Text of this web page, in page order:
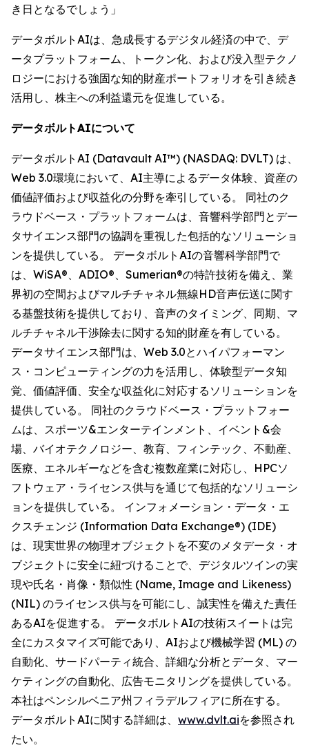
き日となるでしょう」
データボルトAIは、急成長するデジタル経済の中で、デ
ータプラットフォーム、トークン化、および没入型テクノ
ロジーにおける強固な知的財産ポートフォリオを引き続き
活用し、株主への利益還元を促進している。
データボルトAIについて
データボルトAI (Datavault AI™) (NASDAQ: DVLT) は、
Web 3.0環境において、AI主導によるデータ体験、資産の
価値評価および収益化の分野を牽引している。 同社のク
ラウドベース・プラットフォームは、音響科学部門とデー
タサイエンス部門の協調を重視した包括的なソリューショ
ンを提供している。 データボルトAIの音響科学部門で
は、WiSA®、ADIO®、Sumerian®の特許技術を備え、業
界初の空間およびマルチチャネル無線HD音声伝送に関す
る基盤技術を提供しており、音声のタイミング、同期、マ
ルチチャネル干渉除去に関する知的財産を有している。
データサイエンス部門は、Web 3.0とハイパフォーマン
ス・コンピューティングの力を活用し、体験型データ知
覚、価値評価、安全な収益化に対応するソリューションを
提供している。 同社のクラウドベース・プラットフォー
ムは、スポーツ&エンターテインメント、イベント&会
場、バイオテクノロジー、教育、フィンテック、不動産、
医療、エネルギーなどを含む複数産業に対応し、HPCソ
フトウェア・ライセンス供与を通じて包括的なソリューシ
ョンを提供している。 インフォメーション・データ・エ
クスチェンジ (Information Data Exchange®) (IDE)
は、現実世界の物理オブジェクトを不変のメタデータ・オ
ブジェクトに安全に紐づけることで、デジタルツインの実
現や氏名・肖像・類似性 (Name, Image and Likeness)
(NIL) のライセンス供与を可能にし、誠実性を備えた責任
あるAIを促進する。 データボルトAIの技術スイートは完
全にカスタマイズ可能であり、AIおよび機械学習 (ML) の
自動化、サードパーティ統合、詳細な分析とデータ、マー
ケティングの自動化、広告モニタリングを提供している。
本社はペンシルベニア州フィラデルフィアに所在する。
データボルトAIに関する詳細は、 www.dvlt.aiを参照され
たい。